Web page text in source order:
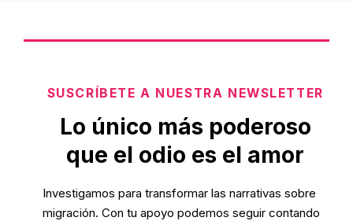
SUSCRÍBETE A NUESTRA NEWSLETTER
Lo único más poderoso
que el odio es el amor
Investigamos para transformar las narrativas sobre
migración. Con tu apoyo podemos seguir contando